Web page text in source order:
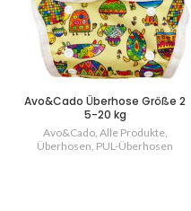
Avo&Cado Überhose Größe 2
5-20 kg
Avo&Cado, Alle Produkte,
Überhosen, PUL-Überhosen